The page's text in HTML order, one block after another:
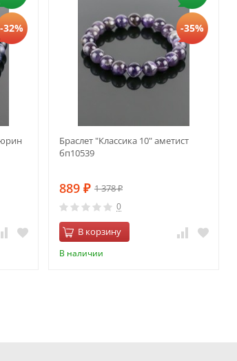
-32% -35%
Браслет "Классика 10" аметист
бп10539
889 ₽ 1 378₽
0
В корзину
В наличии